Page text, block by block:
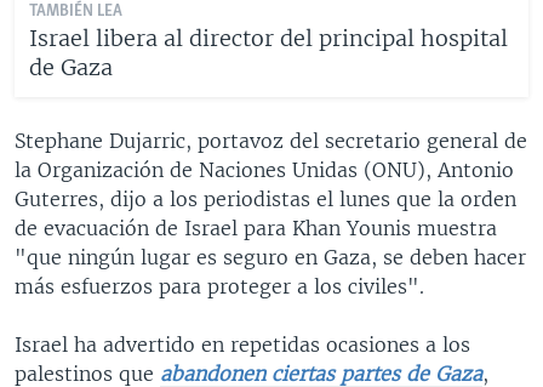
TAMBIÉN LEA
Israel libera al director del principal hospital
de Gaza
Stephane Dujarric, portavoz del secretario general de
la Organización de Naciones Unidas (ONU), Antonio
Guterres, dijo a los periodistas el lunes que la orden
de evacuación de Israel para Khan Younis muestra
"que ningún lugar es seguro en Gaza, se deben hacer
más esfuerzos para proteger a los civiles".
Israel ha advertido en repetidas ocasiones a los
palestinos que abandonen ciertas partes de Gaza,